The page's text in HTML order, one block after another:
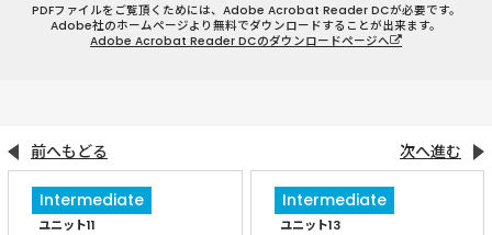
PDFファイルをご覧頂くためには、Adobe Acrobat Reader DCが必要です。
Adobe社のホームページより無料でダウンロードすることが出来ます。
Adobe Acrobat Reader DCのダウンロードページへ
前へもどる
Intermediate
ユニット11
次へ進む
Intermediate
ユニット13